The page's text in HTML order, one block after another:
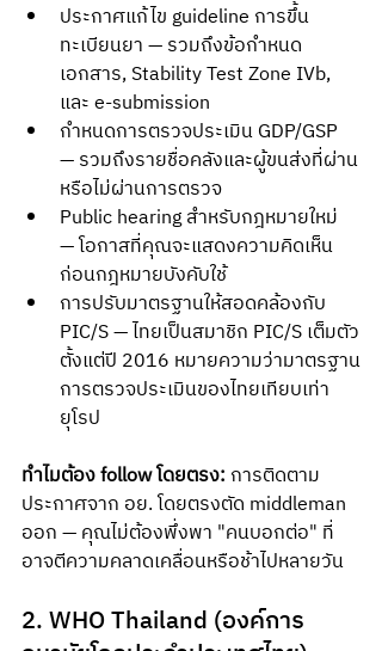
ประกาศแก้ไข guideline การขึ้น
ทะเบียนยา — รวมถึงข้อกำหนด
เอกสาร, Stability Test Zone IVb,
และ e-submission
กำหนดการตรวจประเมิน GDP/GSP
— รวมถึงรายชื่อคลังและผู้ขนส่งที่ผ่าน
หรือไม่ผ่านการตรวจ
Public hearing สำหรับกฎหมายใหม่
— โอกาสที่คุณจะแสดงความคิดเห็น
ก่อนกฎหมายบังคับใช้
การปรับมาตรฐานให้สอดคล้องกับ
PIC/S — ไทยเป็นสมาชิก PIC/S เต็มตัว
ตั้งแต่ปี 2016 หมายความว่ามาตรฐาน
การตรวจประเมินของไทยเทียบเท่า
ยุโรป
ทำไมต้อง follow โดยตรง: การติดตาม
ประกาศจาก อย. โดยตรงตัด middleman
ออก — คุณไม่ต้องพึ่งพา "คนบอกต่อ" ที่
อาจตีความคลาดเคลื่อนหรือช้าไปหลายวัน
2. WHO Thailand (องค์การ